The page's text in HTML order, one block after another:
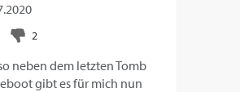
neben dem letzten Tomb
gibt es für mich nun